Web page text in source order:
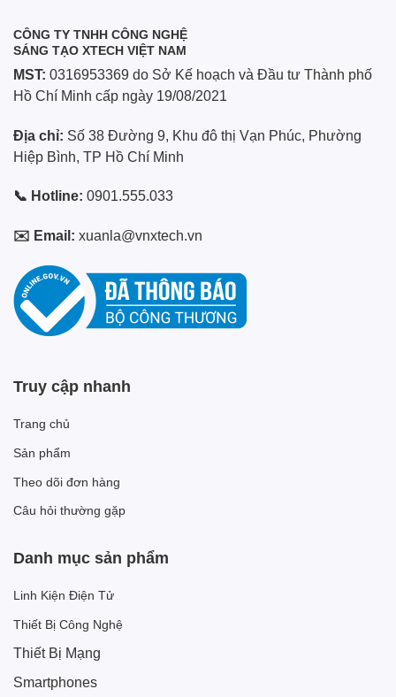
CÔNG TY TNHH CÔNG NGHỆ
SÁNG TẠO XTECH VIỆT NAM
MST: 0316953369 do Sở Kế hoạch và Đầu tư Thành phố
Hồ Chí Minh cấp ngày 19/08/2021
Địa chỉ: Số 38 Đường 9, Khu đô thị Vạn Phúc, Phường
Hiệp Bình, TP Hồ Chí Minh
📞 Hotline: 0901.555.033
✉️ Email: xuanla@vnxtech.vn
Truy cập nhanh
Trang chủ
Sản phẩm
Theo dõi đơn hàng
Câu hỏi thường gặp
Danh mục sản phẩm
Linh Kiện Điện Tử
Thiết Bị Công Nghệ
Thiết Bị Mạng
Smartphones